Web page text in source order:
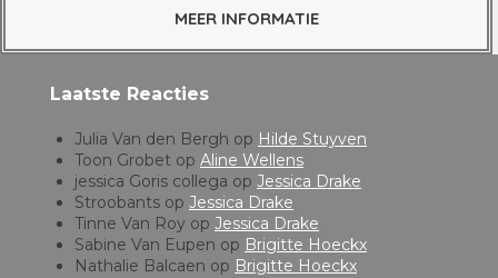
MEER INFORMATIE
Laatste Reacties
Julia Van den Bergh op Hilde Stuyven
Toon Grobet op Aline Wellens
jessica Goris collega op Jessica Drake
Stroobants op Jessica Drake
Tinne Van Roy op Jessica Drake
Sabine Van Eupen op Brigitte Hoeckx
Nathalie Balcaen op Brigitte Hoeckx